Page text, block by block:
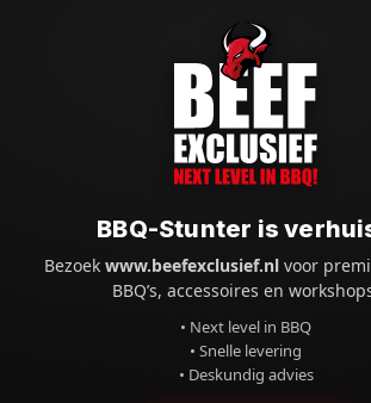
BBQ-Stunter is
Bezoekwww.beefexclusief.nl voor
BBQ’s, accessoires en
• Next level in BBQ
• Snelle levering
• Deskundig advies